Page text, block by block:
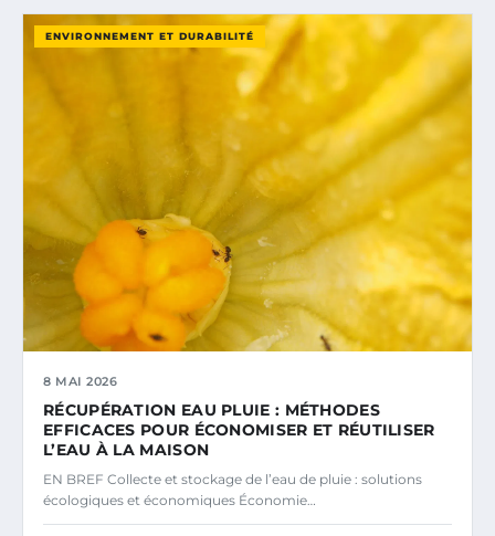
ENVIRONNEMENT ET DURABILITÉ
8 MAI 2026
RÉCUPÉRATION EAU PLUIE : MÉTHODES
EFFICACES POUR ÉCONOMISER ET RÉUTILISER
L’EAU À LA MAISON
EN BREF Collecte et stockage de l’eau de pluie : solutions
écologiques et économiques Économie…